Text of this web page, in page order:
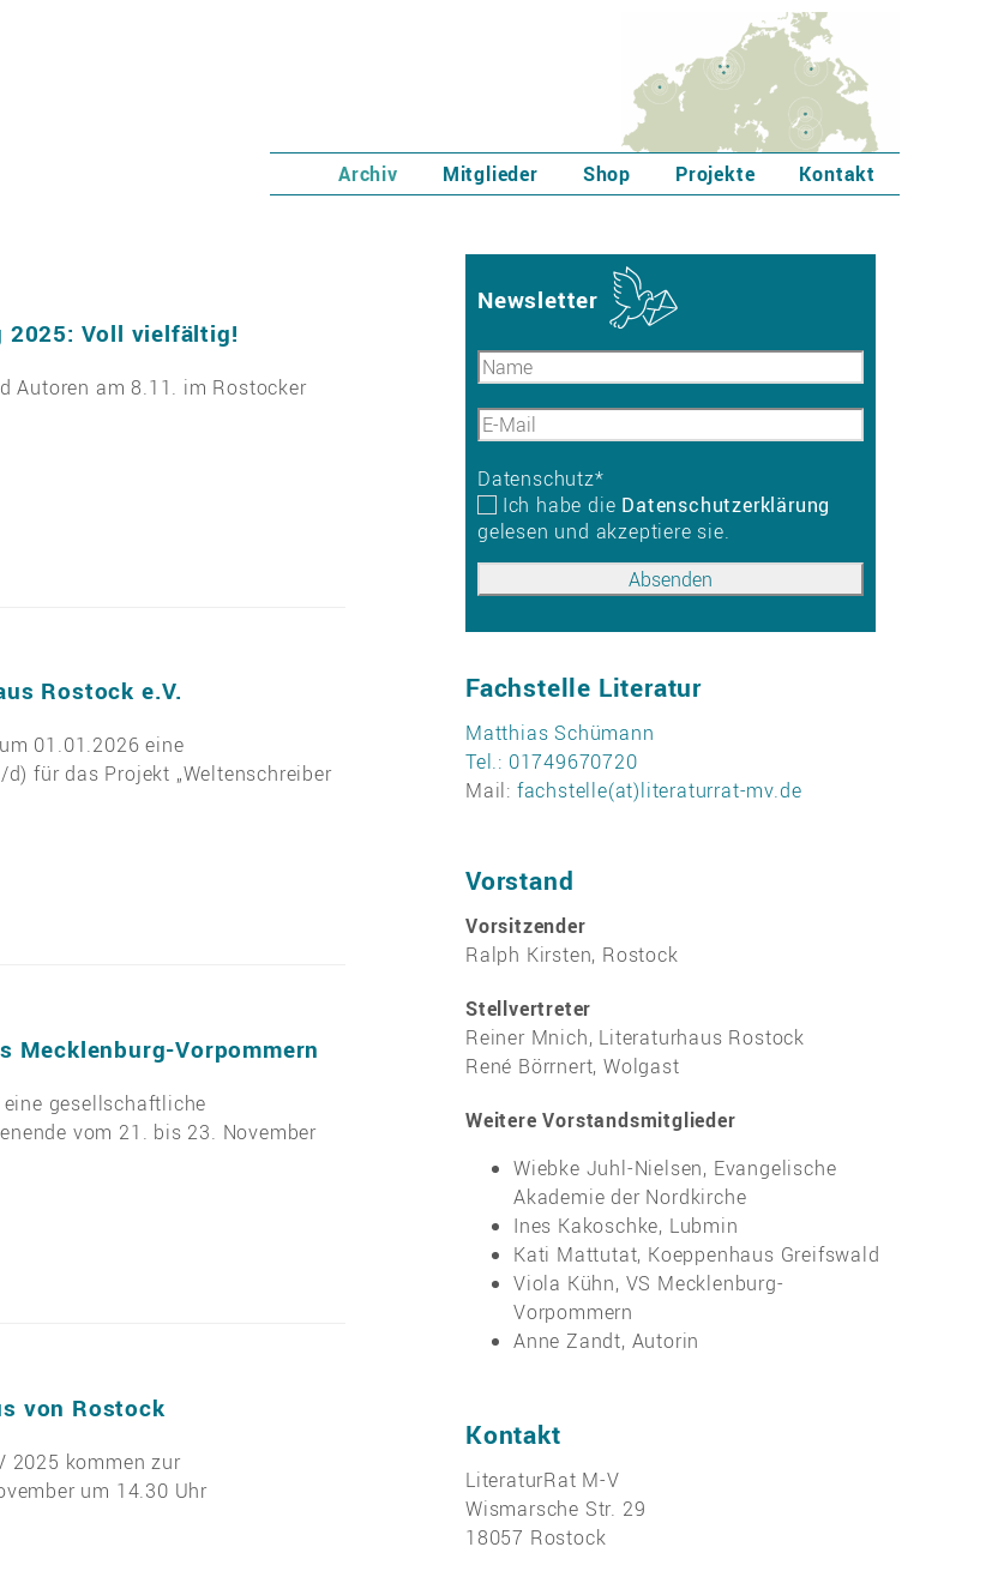
Archiv Mitglieder Shop Projekte Kontakt
2025: Voll vielfältig!
Autoren am 8.11. im Rostocker
Rostock e.V.
01.01.2026 eine
für das Projekt „Weltenschreiber
Mecklenburg-Vorpommern
gesellschaftliche
vom 21. bis 23. November
von Rostock
2025 kommen zur
um 14.30 Uhr
Newsletter
Datenschutz*
Ich habe die Datenschutzerklärung
gelesen und akzeptiere sie.
Fachstelle Literatur
Matthias Schümann
Tel.: 01749670720
Mail: fachstelle(at)literaturrat-mv.de
Vorstand
Vorsitzender
Ralph Kirsten, Rostock
Stellvertreter
Reiner Mnich, Literaturhaus Rostock
René Börrnert, Wolgast
Weitere Vorstandsmitglieder
Wiebke Juhl-Nielsen, Evangelische
Akademie der Nordkirche
Ines Kakoschke, Lubmin
Kati Mattutat, Koeppenhaus Greifswald
Viola Kühn, VS Mecklenburg-
Vorpommern
Anne Zandt, Autorin
Kontakt
LiteraturRat M-V
Wismarsche Str. 29
18057 Rostock